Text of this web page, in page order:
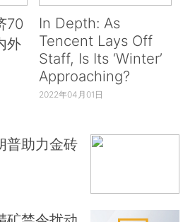
70
外
In Depth: As
Tencent Lays Off
Staff, Is Its ‘Winter’
Approaching?
2022年04月01日
普助力金砖